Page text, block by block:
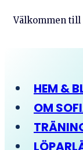
Välkommen
HEM &
OM